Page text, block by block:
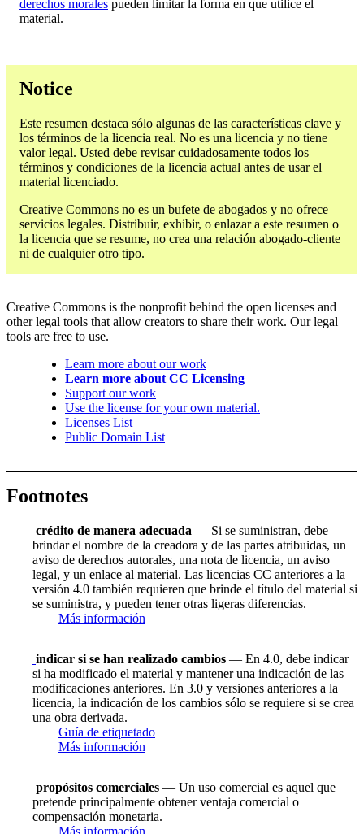
derechos morales pueden limitar la forma en que utilice el
material.
Notice
Este resumen destaca sólo algunas de las características clave y
los términos de la licencia real. No es una licencia y no tiene
valor legal. Usted debe revisar cuidadosamente todos los
términos y condiciones de la licencia actual antes de usar el
material licenciado.
Creative Commons no es un bufete de abogados y no ofrece
servicios legales. Distribuir, exhibir, o enlazar a este resumen o
la licencia que se resume, no crea una relación abogado-cliente
ni de cualquier otro tipo.
Creative Commons is the nonprofit behind the open licenses and
other legal tools that allow creators to share their work. Our legal
tools are free to use.
Learn more about our work
Learn more about CC Licensing
Support our work
Use the license for your own material.
Licenses List
Public Domain List
Footnotes
crédito de manera adecuada — Si se suministran, debe
brindar el nombre de la creadora y de las partes atribuidas, un
aviso de derechos autorales, una nota de licencia, un aviso
legal, y un enlace al material. Las licencias CC anteriores a la
versión 4.0 también requieren que brinde el título del material si
se suministra, y pueden tener otras ligeras diferencias.
Más información
indicar si se han realizado cambios — En 4.0, debe indicar
si ha modificado el material y mantener una indicación de las
modificaciones anteriores. En 3.0 y versiones anteriores a la
licencia, la indicación de los cambios sólo se requiere si se crea
una obra derivada.
Guía de etiquetado
Más información
propósitos comerciales — Un uso comercial es aquel que
pretende principalmente obtener ventaja comercial o
compensación monetaria.